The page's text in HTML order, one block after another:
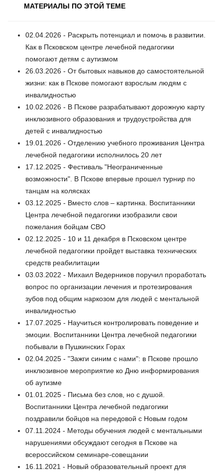
МАТЕРИАЛЫ ПО ЭТОЙ ТЕМЕ
02.04.2026 - Раскрыть потенциал и помочь в развитии.
Как в Псковском центре лечебной педагогики
помогают детям с аутизмом
26.03.2026 - От бытовых навыков до самостоятельной
жизни: как в Пскове помогают взрослым людям с
инвалидностью
10.02.2026 - В Пскове разрабатывают дорожную карту
инклюзивного образования и трудоустройства для
детей с инвалидностью
19.01.2026 - Отделению учебного проживания Центра
лечебной педагогики исполнилось 20 лет
17.12.2025 - Фестиваль "Неограниченные
возможности". В Пскове впервые прошел турнир по
танцам на колясках
03.12.2025 - Вместо слов – картинка. Воспитанники
Центра лечебной педагогики изобразили свои
пожелания бойцам СВО
02.12.2025 - 10 и 11 декабря в Псковском центре
лечебной педагогики пройдет выставка технических
средств реабилитации
03.03.2022 - Михаил Ведерников поручил проработать
вопрос по организации лечения и протезирования
зубов под общим наркозом для людей с ментальной
инвалидностью
17.07.2025 - Научиться контролировать поведение и
эмоции. Воспитанники Центра лечебной педагогики
побывали в Пушкинских Горах
02.04.2025 - "Зажги синим с нами": в Пскове прошло
инклюзивное мероприятие ко Дню информирования
об аутизме
01.01.2025 - Письма без слов, но с душой.
Воспитанники Центра лечебной педагогики
поздравили бойцов на передовой с Новым годом
07.11.2024 - Методы обучения людей с ментальными
нарушениями обсуждают сегодня в Пскове на
всероссийском семинаре-совещании
16.11.2021 - Новый образовательный проект для